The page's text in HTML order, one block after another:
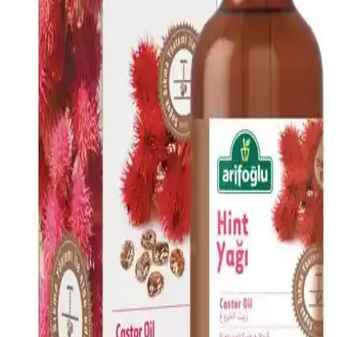
Doğalca Kojik Asit Sabunu: Leke Karşıtı ve Cilt
Tonunu Eşitleyen Doğal Temizlik Ürünü
Doğalca Kojik Asit Sabunu, doğal içerikleriyle leke karşıtı ve cilt
tonunu eşitleyen etkili bir temizlik sağlar, güvenli ve dermatolojik
testlerle onaylanmıştır.
Dermokil Kil, Argan ve Bitkisel Keratan İçeren Saç
Maskesi: Doğal ve Güçlendirici Bakım Çözümü
Doğal içeriklerle formüle edilen Dermokil Kil, Argan ve Bitkisel
Keratan saç maskesi, tüm saç tiplerine uygun olup, saçlara güç,
parlaklık ve yumuşaklık sağlar, düzenli kullanımda saç sağlığını
destekler.
Afrodizyak Etkili Parfümler: Cazibenizi Artıran
Doğal ve Çekici Kokular
Afrodizyak etkili parfümler, cinsel arzuyu ve çekiciliği artırmak için
doğal bileşenler ve özel notalar içerir. Doğru seçim ve kullanım ile
kişisel cazibenizi güçlendirebilirsiniz.